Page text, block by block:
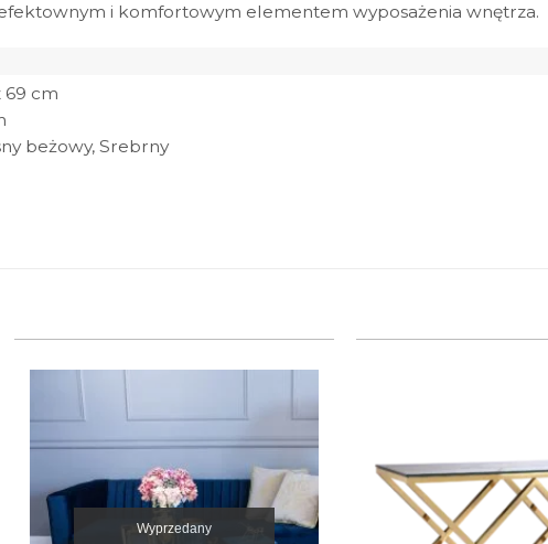
i komfortowym elementem wyposażenia wnętrza.
69 cm
beżowy, Srebrny
Wyprzedany